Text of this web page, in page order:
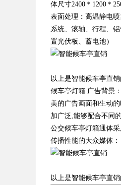
体尺寸2400＊1200＊
表面处理：高温静电
系统、滚轴、行程、
置光伏板、蓄电池）
以上是智能候车亭直
候车亭灯箱 广告背景
美的广告画面和生动
加广泛,能够配合不同
公交候车亭灯箱通体
传播性能的大众媒体：
以上是智能候车亭直